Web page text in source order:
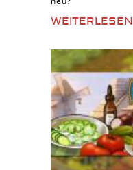
WEITERLESEN